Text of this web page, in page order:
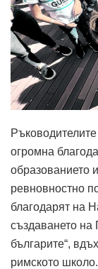
огромна
образованието
ревновностно
благодарят на
създаването на
българите“,
римското школо.